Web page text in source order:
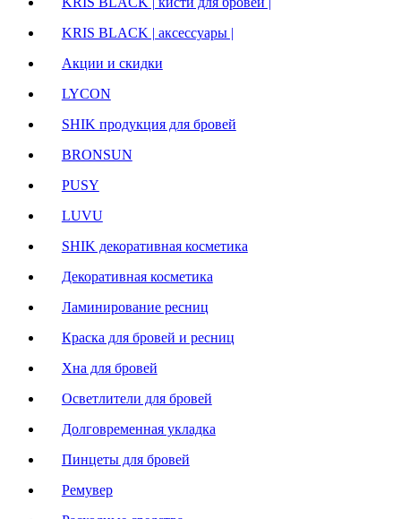
KRIS BLACK | аксессуары |
Акции и скидки
LYCON
SHIK продукция для бровей
BRONSUN
PUSY
LUVU
SHIK декоративная косметика
Декоративная косметика
Ламинирование ресниц
Краска для бровей и ресниц
Хна для бровей
Осветлители для бровей
Долговременная укладка
Пинцеты для бровей
Ремувер